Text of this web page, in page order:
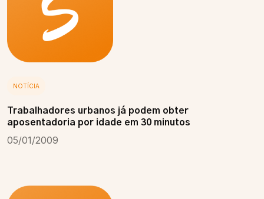
NOTÍCIA
Trabalhadores urbanos já podem obter
aposentadoria por idade em 30 minutos
05/01/2009